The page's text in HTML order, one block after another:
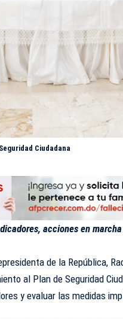
Ciudadana
acciones en
de la República,
al Plan de Seguridad
y evaluar las medidas